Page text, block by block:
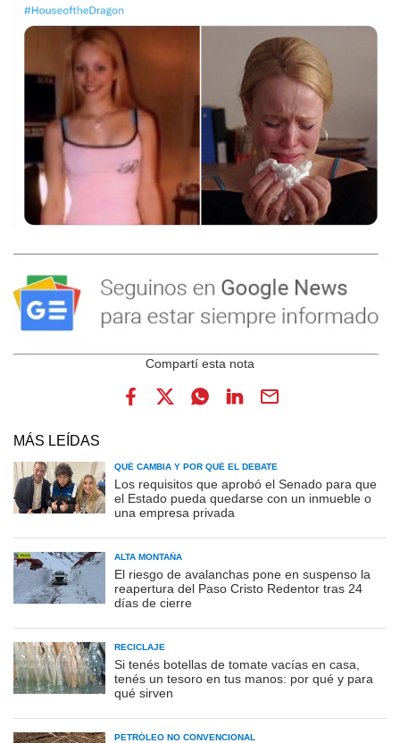
MÁS LEÍDAS
QUÉ CAMBIA Y POR QUÉ EL DEBATE
Los requisitos que aprobó el Senado para que
el Estado pueda quedarse con un inmueble o
una empresa privada
ALTA MONTAÑA
El riesgo de avalanchas pone en suspenso la
reapertura del Paso Cristo Redentor tras 24
días de cierre
RECICLAJE
Si tenés botellas de tomate vacías en casa,
tenés un tesoro en tus manos: por qué y para
qué sirven
PETRÓLEO NO CONVENCIONAL